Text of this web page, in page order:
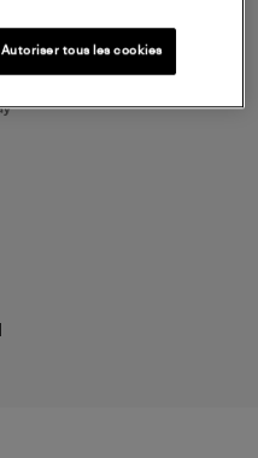
Autoriser tous les cookies